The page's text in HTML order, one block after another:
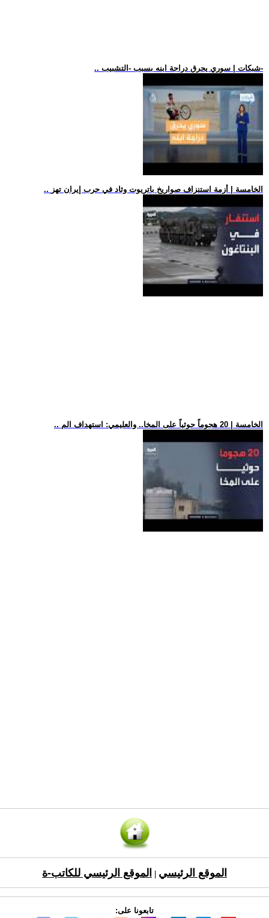
.. شبكات | سوري يحرق دراجة ابنه بسبب -التشبيب-
.. الخامسة | أزمة استنزاف صواريخ باتريوت وثاد في حرب إيران تهز
.. الخامسة | 20 هجوماً حوثياً على المخا.. والعليمي: استهداف الم
الموقع الرئيسي الموقع الرئيسي للكاتب-ة
تابعونا على: